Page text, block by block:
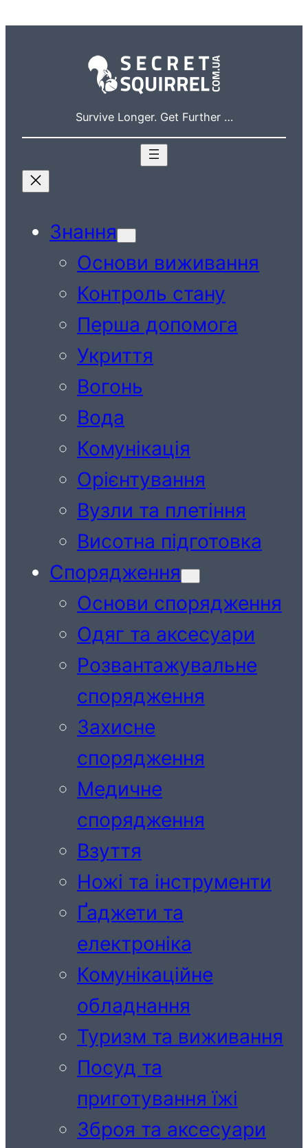
Survive Longer. Get Further …
Знання
Основи виживання
Контроль стану
Перша допомога
Укриття
Вогонь
Вода
Комунікація
Орієнтування
Вузли та плетіння
Висотна підготовка
Спорядження
Основи спорядження
Одяг та аксесуари
Розвантажувальне
спорядження
Захисне
спорядження
Медичне
спорядження
Взуття
Ножі та інструменти
Ґаджети та
електроніка
Комунікаційне
обладнання
Туризм та виживання
Посуд та
приготування їжі
Зброя та аксесуари